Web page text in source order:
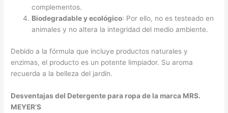
complementos.
Biodegradable y ecológico: Por ello, no es testeado en
animales y no altera la integridad del medio ambiente.
Debido a la fórmula que incluye productos naturales y
enzimas, el producto es un potente limpiador. Su aroma
recuerda a la belleza del jardín.
Desventajas del Detergente para ropa de la marca MRS.
MEYER’S